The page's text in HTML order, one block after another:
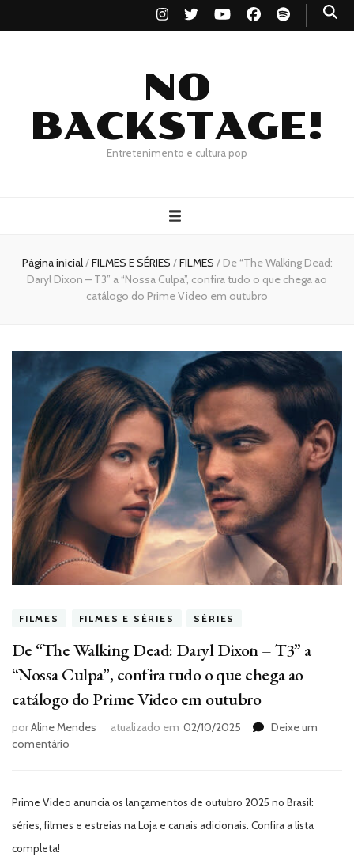
NO
BACKSTAGE!
Entretenimento e cultura pop
Página inicial/FILMES E SÉRIES /FILMES / De “The Walking Dead:
Daryl Dixon – T3” a “Nossa Culpa”, confira tudo o que chega ao
catálogo do Prime Video em outubro
FILMES FILMES E SÉRIES SÉRIES
De “The Walking Dead: Daryl Dixon – T3” a
“Nossa Culpa”, confira tudo o que chega ao
catálogo do Prime Video em outubro
porAline Mendes atualizado em 02/10/2025
Deixe um
comentário
Dead:
Daryl
Prime Video anuncia os lançamentos de outubro 2025 no Brasil:
séries, filmes e estreias na Loja e canais adicionais. Confira a lista
completa!